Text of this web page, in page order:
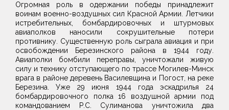
Огромная роль в одержании победы принадлежит
воинам военно-воздушных сил Красной Армии. Летчики
истребительных, бомбардировочных и штурмовых
авиаполков наносили сокрушительные потери
противнику. Существенную роль сыграла авиация и при
освобождении Березинского района в 1944 году.
Авиаполки бомбили переправы, уничтожали живую
силу и технику отступающего по трассе Могилев-Минск
врага в районе деревень Василевщина и Погост, на реке
Березина. Уже 29 июня 1944 года эскадрилья 24
бомбардировочного полка 16 воздушной армии под
командованием Р.С. Сулиманова уничтожила два